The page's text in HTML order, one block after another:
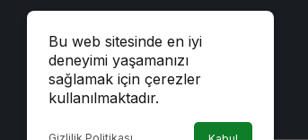
Bu web sitesinde en iyi
deneyimi yaşamanızı
sağlamak için çerezler
kullanılmaktadır.
beykozguncel@gmail.com
iletisim@beykozguncel.com